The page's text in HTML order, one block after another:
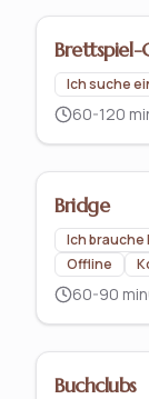
Brettspiel-
Ich suche
60-120
Bridge
Ich brauche
Offline
60-90
Buchclubs